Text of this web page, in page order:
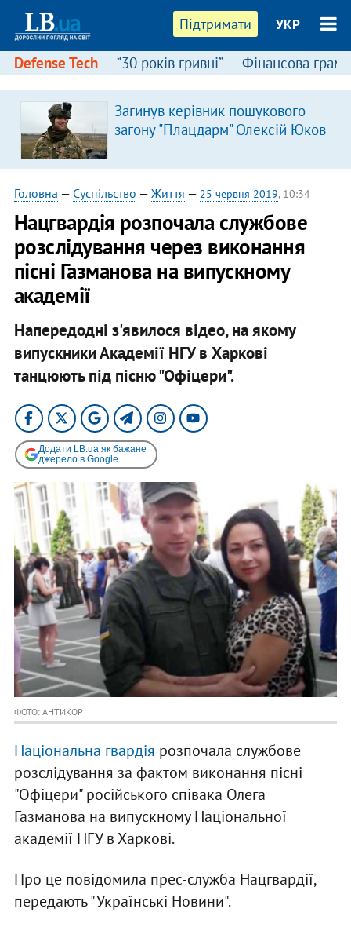
Підтримати УКР
Defense Tech “30 років гривні” Фінансова
Загинув керівник пошукового
загону "Плацдарм" Олексій Юков
Головна — Суспільство — Життя — 25 червня 2019, 10:34
Нацгвардія розпочала службове
розслідування через виконання
пісні Газманова на випускному
академії
Напередодні з'явилося відео, на якому
випускники Академії НГУ в Харкові
танцюють під пісню "Офіцери".
Додати LB.ua як бажане
джерело в Google
ФОТО: АНТИКОР
Національна гвардія розпочала службове
розслідування за фактом виконання пісні
"Офіцери" російського співака Олега
Газманова на випускному Національної
академії НГУ в Харкові.
Про це повідомила прес-служба Нацгвардії,
передають "Українські Новини".